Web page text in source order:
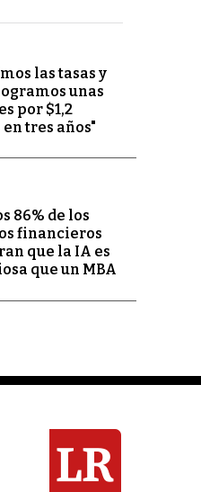
las tasas y
unas
por $1,2
tres años"
86% de los
financieros
que la IA es
que un MBA